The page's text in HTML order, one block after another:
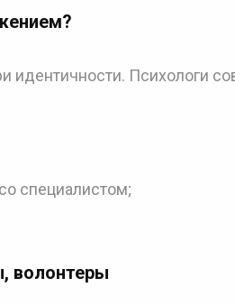
?
идентичности. Психологи
специалистом;
волонтеры